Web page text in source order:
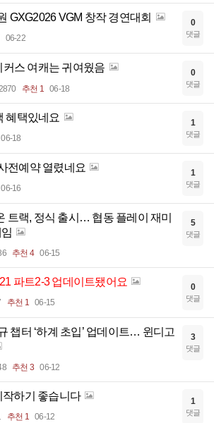
GXG2026 VGM 창작 경연대회
06-22
0
댓글
스 여캐는 귀여웠음
추천 1 06-18
0
댓글
혜택있네요
06-18
1
댓글
전예약 열렸네요
06-16
1
댓글
트랙, 정식 출시… 협동 플레이 재미
추천 4 06-15
5
댓글
파트2-3 업데이트됐어요
추천 1 06-15
0
댓글
챕터 ‘하계 초입’ 업데이트… 윈디고
추천 3 06-12
3
댓글
작하기 좋습니다
추천 1 06-12
1
댓글